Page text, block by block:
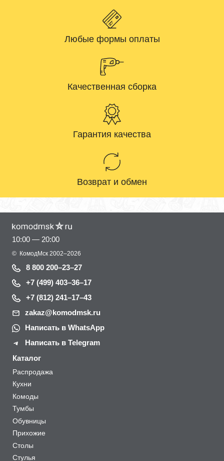
Любые формы оплаты
Качественная сборка
Гарантия качества
Возврат и обмен
10:00 — 20:00
© КомодМск 2002–2026
8 800 200–23–27
+7 (499) 403–36–17
+7 (812) 241–17–43
zakaz@komodmsk.ru
Написать в WhatsApp
Написать в Telegram
Каталог
Распродажа
Кухни
Комоды
Тумбы
Обувницы
Прихожие
Столы
Стулья